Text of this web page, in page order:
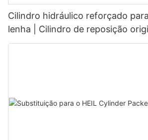
Cilindro hidráulico reforçado
lenha | Cilindro de reposição
rachadores de lenha de 20 a 45